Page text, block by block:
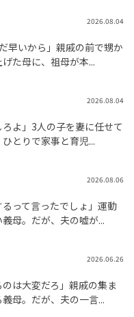
2026.08.04
早いから」親戚の前で甥か
た母に、祖母が本...
2026.08.04
ろよ」3人の子を妻に任せて
とりで家事と育児...
2026.08.06
るって言ったでしょ」運動
母。だが、夫の嘘が...
2026.06.26
のは大変だろ」親戚の集ま
母。だが、夫の一言...